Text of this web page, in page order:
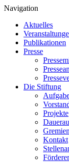
Navigation
Aktuelles
Publikationen
Presse
Die Stiftung
Projekte
Gremien
Kontakt
Förderer